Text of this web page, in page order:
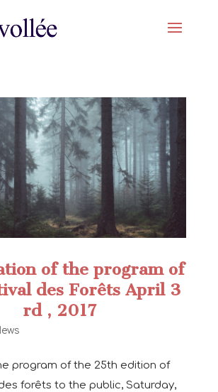
of the program of
des Forêts April 3
rd , 2017
program of the 25th edition of
forêts to the public, Saturday,